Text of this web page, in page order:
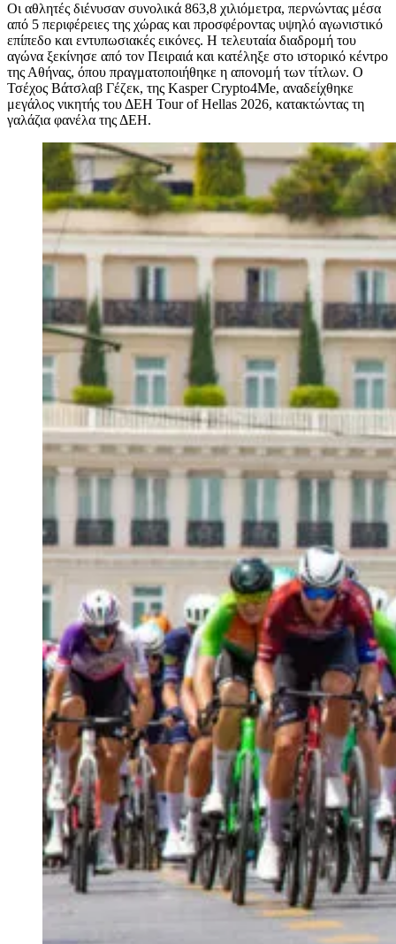
Οι αθλητές διένυσαν συνολικά 863,8 χιλιόμετρα, περνώντας μέσα
από 5 περιφέρειες της χώρας και προσφέροντας υψηλό αγωνιστικό
επίπεδο και εντυπωσιακές εικόνες. Η τελευταία διαδρομή του
αγώνα ξεκίνησε από τον Πειραιά και κατέληξε στο ιστορικό κέντρο
της Αθήνας, όπου πραγματοποιήθηκε η απονομή των τίτλων. Ο
Τσέχος Βάτσλαβ Γέζεκ, της Kasper Crypto4Me, αναδείχθηκε
μεγάλος νικητής του ΔΕΗ Tour of Hellas 2026, κατακτώντας τη
γαλάζια φανέλα της ΔΕΗ.